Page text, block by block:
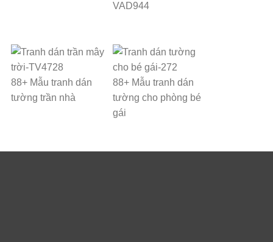
VAD944
88+ Mẫu tranh dán
tường trần nhà
88+ Mẫu tranh dán
tường cho phòng bé
gái